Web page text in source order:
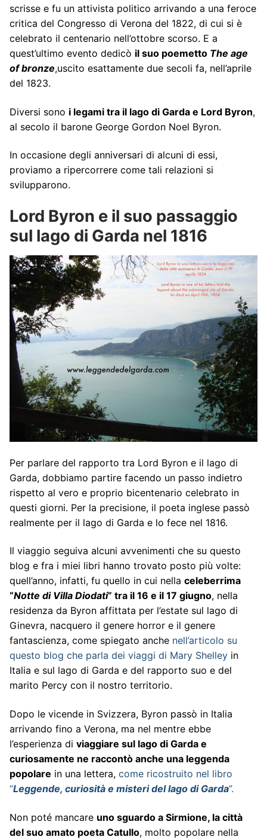
scrisse e fu un attivista politico arrivando a una feroce
critica del Congresso di Verona del 1822, di cui si è
celebrato il centenario nell’ottobre scorso. E a
quest’ultimo evento dedicò il suo poemetto The age
of bronze,uscito esattamente due secoli fa, nell’aprile
del 1823.
Diversi sono i legami tra il lago di Garda e Lord Byron,
al secolo il barone George Gordon Noel Byron.
In occasione degli anniversari di alcuni di essi,
proviamo a ripercorrere come tali relazioni si
svilupparono.
Lord Byron e il suo passaggio
sul lago di Garda nel 1816
Per parlare del rapporto tra Lord Byron e il lago di
Garda, dobbiamo partire facendo un passo indietro
rispetto al vero e proprio bicentenario celebrato in
questi giorni. Per la precisione, il poeta inglese passò
realmente per il lago di Garda e lo fece nel 1816.
Il viaggio seguiva alcuni avvenimenti che su questo
blog e fra i miei libri hanno trovato posto più volte:
quell’anno, infatti, fu quello in cui nella celeberrima
“Notte di Villa Diodati” tra il 16 e il 17 giugno, nella
residenza da Byron affittata per l’estate sul lago di
Ginevra, nacquero il genere horror e il genere
fantascienza, come spiegato anche nell’articolo su
questo blog che parla dei viaggi di Mary Shelley in
Italia e sul lago di Garda e del rapporto suo e del
marito Percy con il nostro territorio.
Dopo le vicende in Svizzera, Byron passò in Italia
arrivando fino a Verona, ma nel mentre ebbe
l’esperienza di viaggiare sul lago di Garda e
curiosamente ne raccontò anche una leggenda
popolare in una lettera, come ricostruito nel libro
“Leggende, curiosità e misteri del lago di Garda”.
Non poté mancare uno sguardo a Sirmione, la città
del suo amato poeta Catullo, molto popolare nella